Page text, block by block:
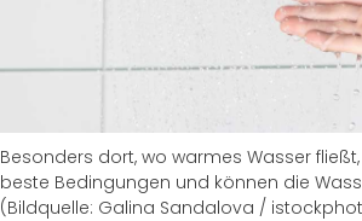
Besonders dort, wo warmes Wasser
beste Bedingungen und können die
(Bildquelle: Galina Sandalova /